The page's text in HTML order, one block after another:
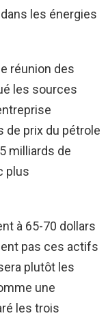
les énergies
réunion des
les sources
de prix du pétrole
milliards de
plus
à 65-70 dollars
pas ces actifs
plutôt les
une
les trois